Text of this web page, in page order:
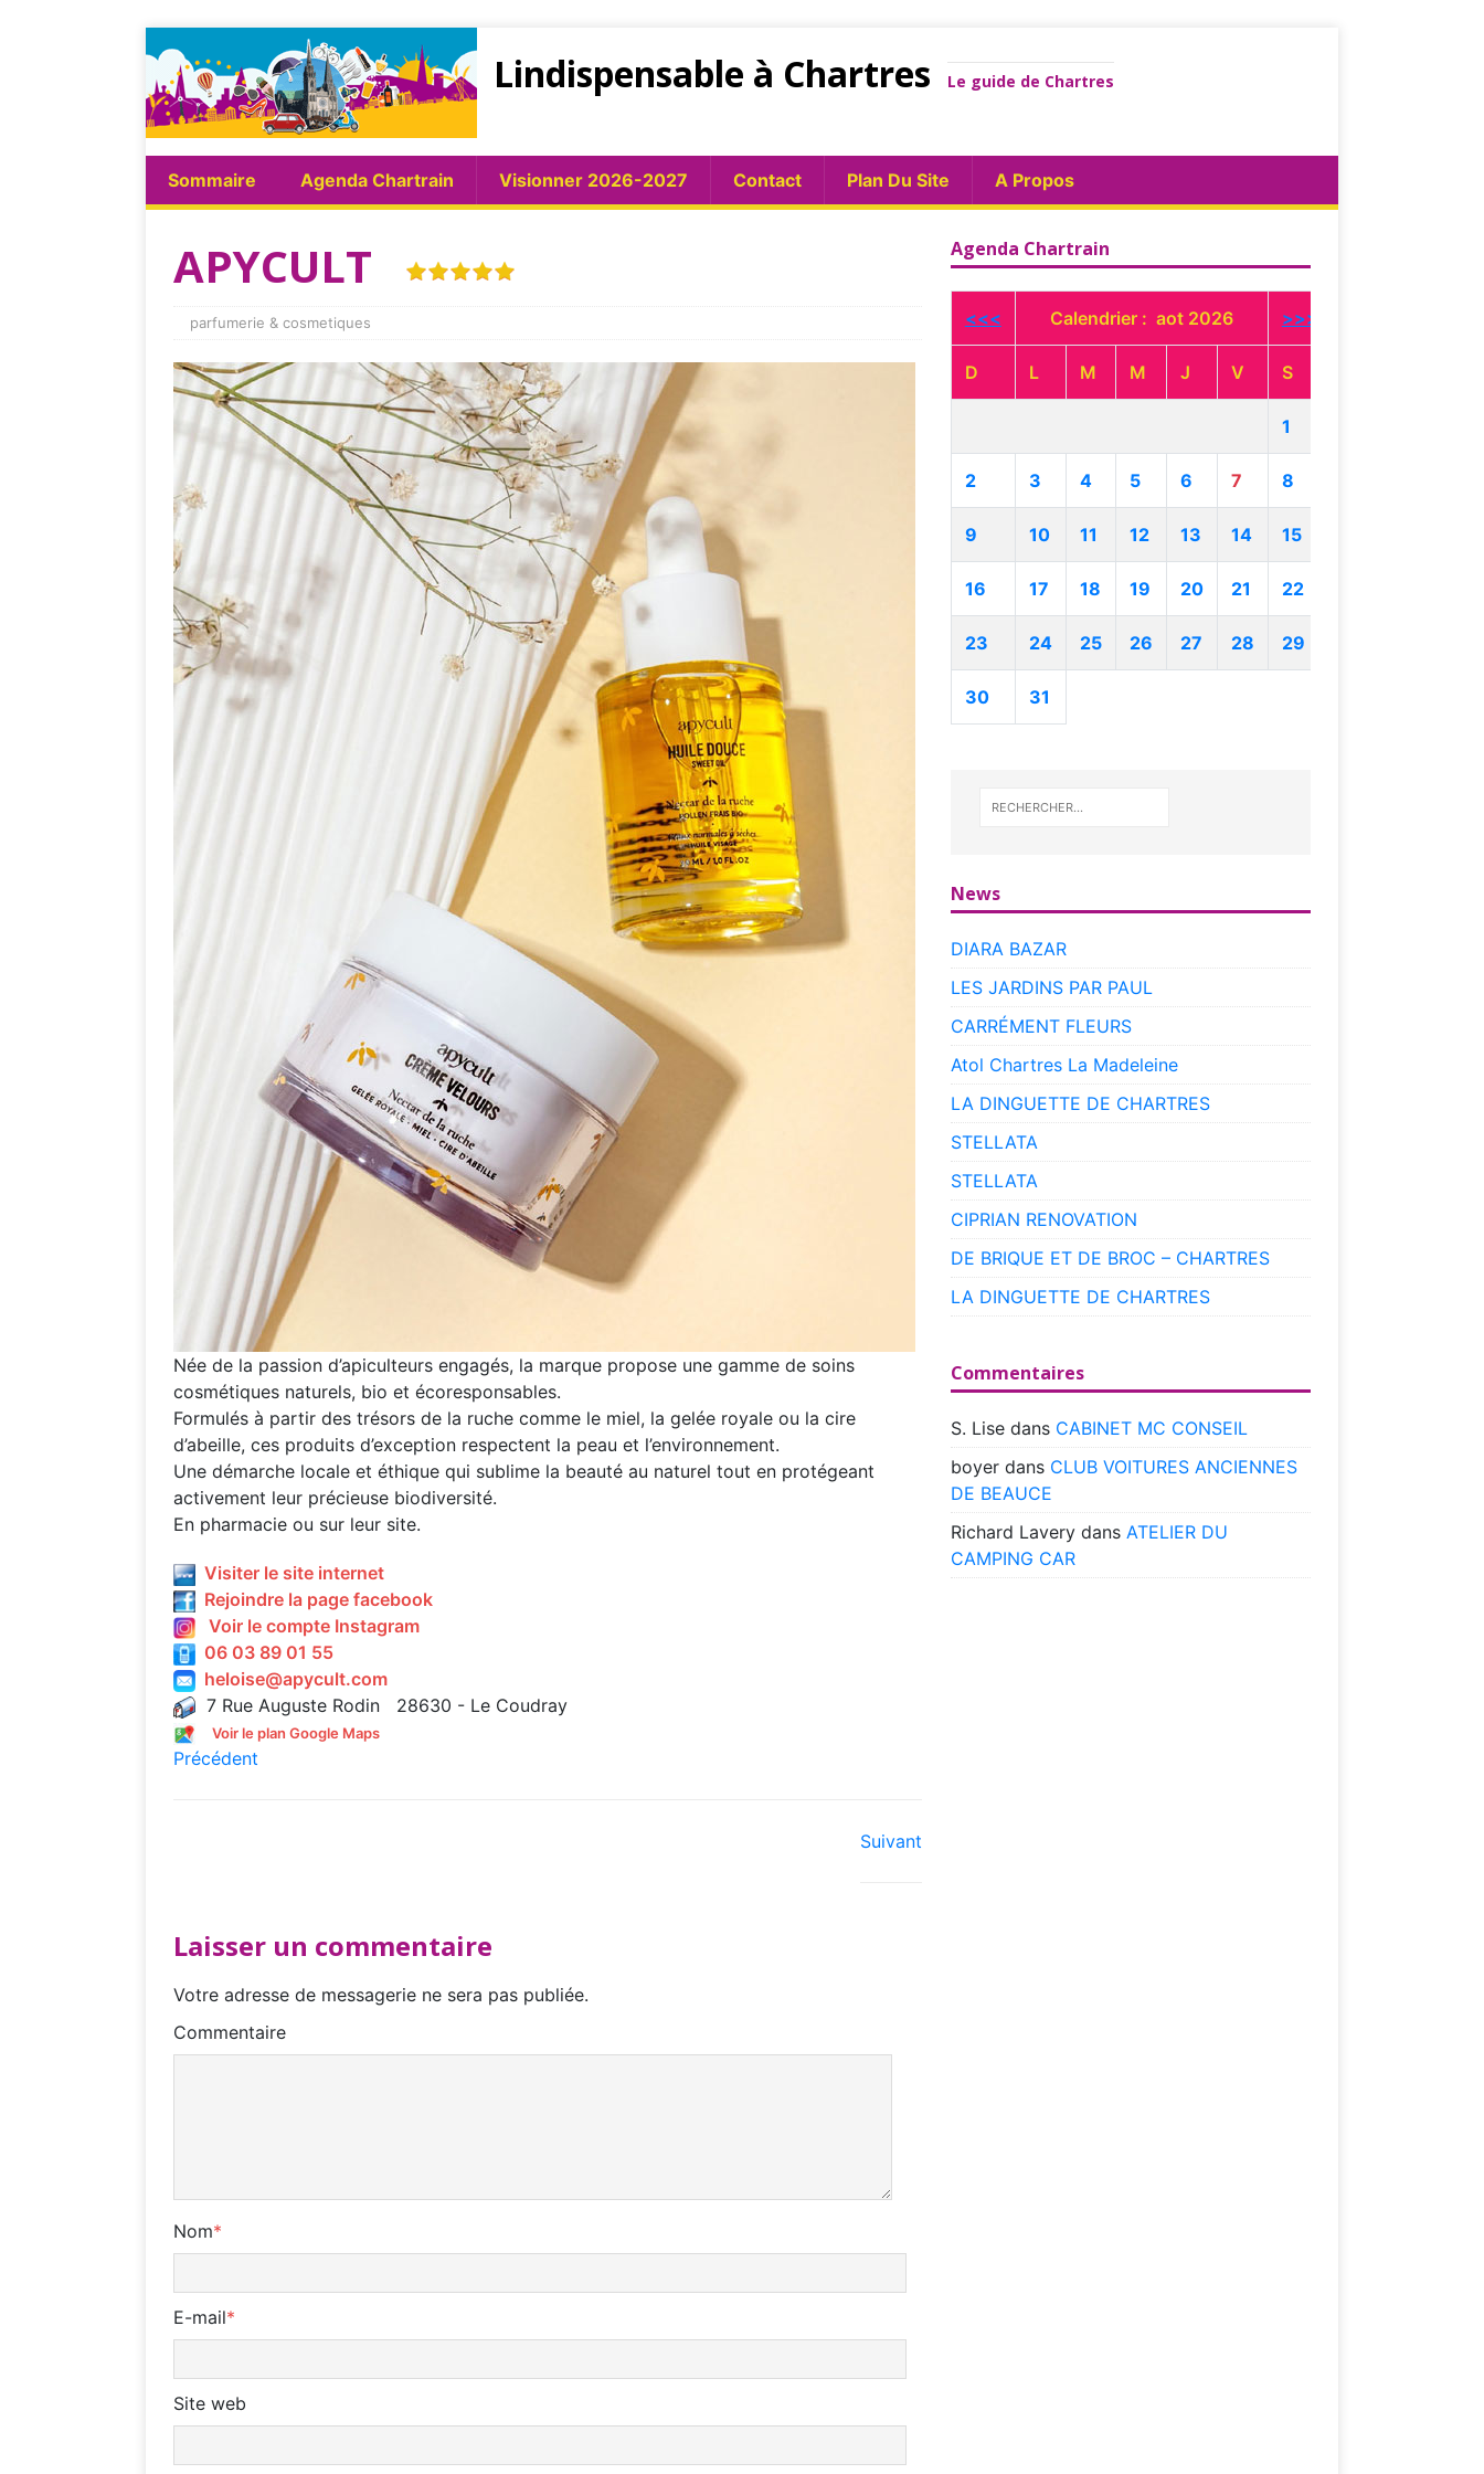
Lindispensable à Chartres Le guide de Chartres
Sommaire Agenda Chartrain Visionner 2026-2027 Contact Plan Du Site A Propos
APYCULT
parfumerie & cosmetiques
Née de la passion d’apiculteurs engagés, la marque propose une gamme de soins
cosmétiques naturels, bio et écoresponsables.
Formulés à partir des trésors de la ruche comme le miel, la gelée royale ou la cire
d’abeille, ces produits d’exception respectent la peau et l’environnement.
Une démarche locale et éthique qui sublime la beauté au naturel tout en protégeant
activement leur précieuse biodiversité.
En pharmacie ou sur leur site.
Visiter le site internet
Rejoindre la page facebook
Voir le compte Instagram
06 03 89 01 55
heloise@apycult.com
7 Rue Auguste Rodin 28630 - Le Coudray
Voir le plan Google Maps
Précédent
Suivant
Laisser un commentaire
Votre adresse de messagerie ne sera pas publiée.
Commentaire
Nom*
E-mail*
Site web
Agenda Chartrain
<<< Calendrier : aot 2026 >>>
D L M M J V S
1
2 3 4 5 6 7 8
9 10 11 12 13 14 15
16 17 18 19 20 21 22
23 24 25 26 27 28 29
30 31
News
DIARA BAZAR
LES JARDINS PAR PAUL
CARRÉMENT FLEURS
Atol Chartres La Madeleine
LA DINGUETTE DE CHARTRES
STELLATA
STELLATA
CIPRIAN RENOVATION
DE BRIQUE ET DE BROC – CHARTRES
LA DINGUETTE DE CHARTRES
Commentaires
S. Lisedans CABINET MC CONSEIL
boyerdans CLUB VOITURES ANCIENNES
DE BEAUCE
Richard Laverydans ATELIER DU
CAMPING CAR